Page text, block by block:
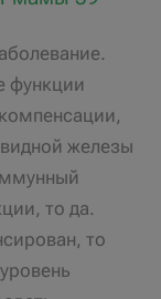
функции
железы
то да.
то